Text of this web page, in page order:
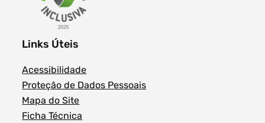
Links Úteis
Acessibilidade
Proteção de Dados Pessoais
Mapa do Site
Ficha Técnica